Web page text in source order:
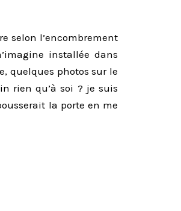
selon l’encombrement
installée dans
quelques photos sur le
rien qu’à soi ? je suis
la porte en me